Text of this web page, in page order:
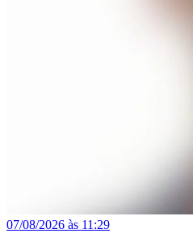
07/08/2026 às 11:29